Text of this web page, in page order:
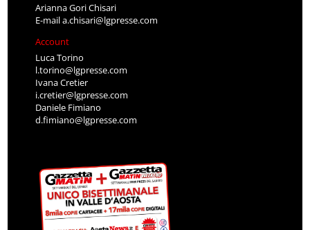
Arianna Gori Chisari
E-maila.chisari@lgpresse.com
Account
Luca Torino
l.torino@lgpresse.com
Ivana Cretier
i.cretier@lgpresse.com
Daniele Fimiano
d.fimiano@lgpresse.com